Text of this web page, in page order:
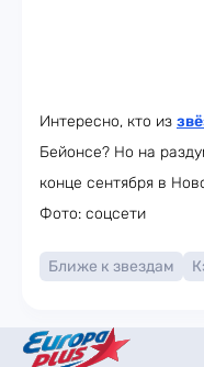
Интересно, кто из
Бейонсе? Но на
конце сентября в
Фото: соцсети
Ближе к звездам